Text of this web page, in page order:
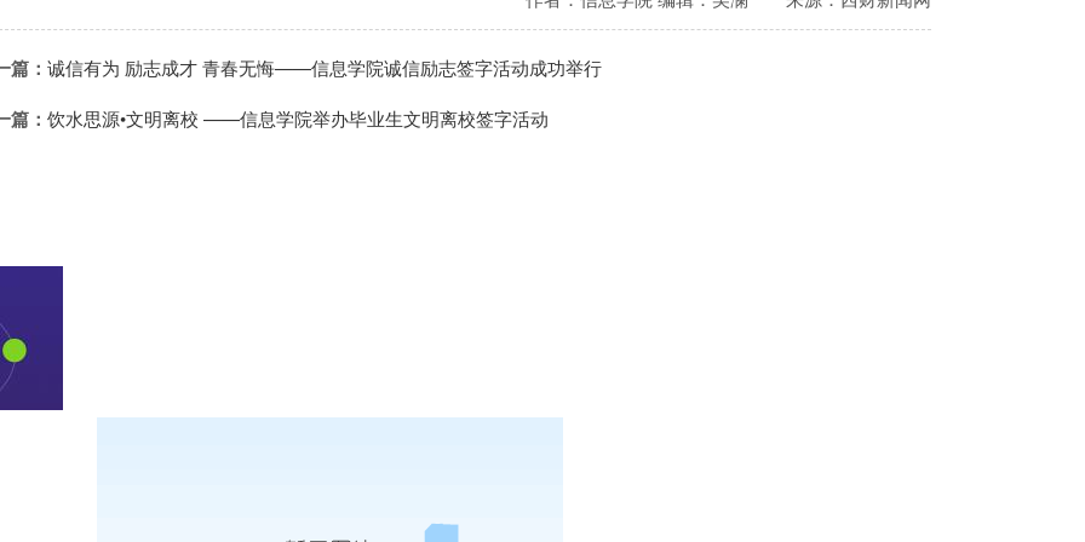
篇： 诚信有为 励志成才 青春无悔——信息学院诚信励志签字活动成功举行
篇： 饮水思源•文明离校 ——信息学院举办毕业生文明离校签字活动